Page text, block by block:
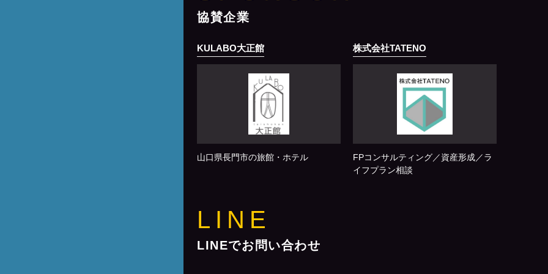
協賛企業
KULABO大正館
山口県長門市の旅館・ホテル
株式会社TATENO
FPコンサルティング／資産形成／ラ
イフプラン相談
LINE
LINEでお問い合わせ